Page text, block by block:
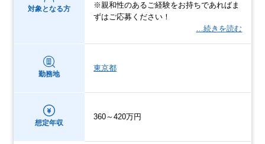
対象となる方
※親和性のあるご経験をお持ちであればま
ずはご応募ください！
…続きを読む
勤務地
東京都
想定年収
360～420万円